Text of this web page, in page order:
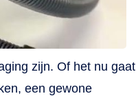
zijn. Of het nu gaat
een gewone